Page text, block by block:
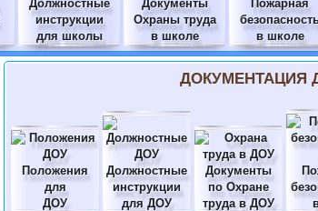
Должностные
инструкции
для школы
Документы
Охраны труда
в школе
Пожарная
в школе
ДОКУМЕНТАЦИЯ
Положения
для
ДОУ
Должностные
инструкции
для ДОУ
Документы
по Охране
труда в ДОУ